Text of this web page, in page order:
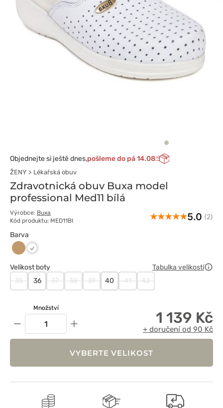
Objednejte si ještě dnes,pošleme do pá 14.08
ŽENY Lékařská obuv
Zdravotnická obuv Buxa model
professional Med11 bílá
Výrobce: Buxa
Kód produktu: MED11BI
5.0 (2)
Barva
Beżowy
Biały
Velikost boty
Tabulka velikostí
35
36 37 38 39 40 41 42
Množství
− + 1 139 Kč
+ doručení od 90 Kč
VYBERTE VELIKOST